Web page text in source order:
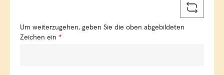
Um weiterzugehen, geben Sie die oben abgebildeten
Zeichen ein *